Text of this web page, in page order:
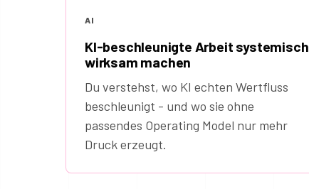
AI
KI-beschleunigte Arbeit systemisch
wirksam machen
Du verstehst, wo KI echten Wertfluss
beschleunigt - und wo sie ohne
passendes Operating Model nur mehr
Druck erzeugt.